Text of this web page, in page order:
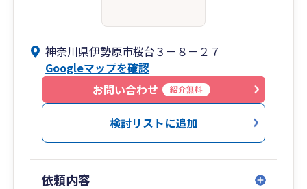
神奈川県伊勢原市桜台３－８－２７
Googleマップを確認
お問い合わせ
紹介無料
検討リストに追加
依頼内容